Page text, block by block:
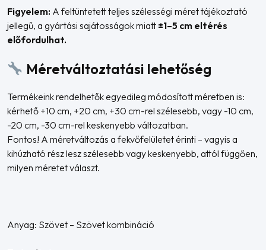
Figyelem: A feltüntetett teljes szélességi méret tájékoztató
jellegű, a gyártási sajátosságok miatt ±1–5 cm eltérés
előfordulhat.
Méretváltoztatási lehetőség
Termékeink rendelhetők egyedileg módosított méretben is:
kérhető +10 cm, +20 cm, +30 cm-rel szélesebb, vagy -10 cm,
-20 cm, -30 cm-rel keskenyebb változatban.
Fontos! A méretváltozás a fekvőfelületet érinti – vagyis a
kihúzható rész lesz szélesebb vagy keskenyebb, attól függően,
milyen méretet választ.
Anyag: Szövet – Szövet kombináció